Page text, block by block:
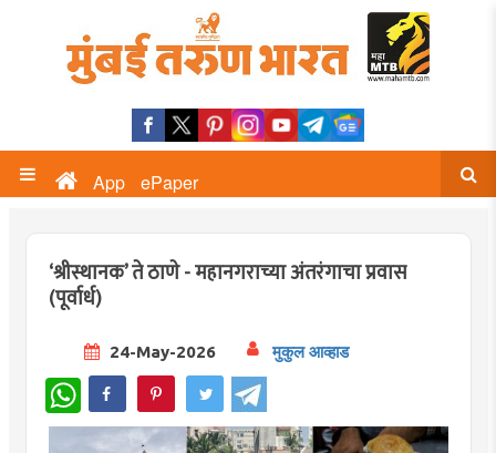
App ePaper
‘श्रीस्थानक‌’ ते ठाणे - महानगराच्या अंतरंगाचा प्रवास
(पूर्वार्ध)
24-May-2026 मुकुल आव्हाड
WhatsApp